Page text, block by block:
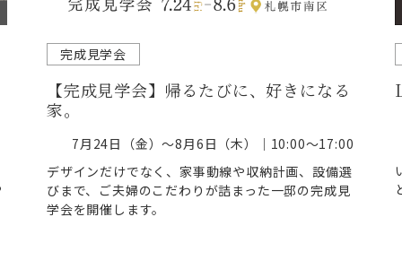
完成見学会
【完成見学会】帰るたびに、好きになる
家。
7月24日（金）～8月6日（木）｜10:00～17:00
デザインだけでなく、家事動線や収納計画、設備選
びまで、ご夫婦のこだわりが詰まった一邸の完成見
学会を開催します。